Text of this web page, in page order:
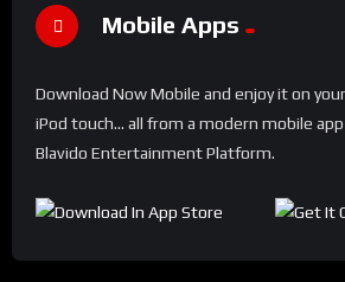
Mobile Apps
Download Now Mobile and enjoy it on
iPod touch... all from a modern mobile
Blavido Entertainment Platform.